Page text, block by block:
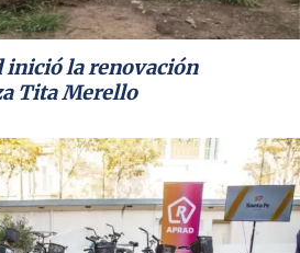
inició la renovación
Tita Merello